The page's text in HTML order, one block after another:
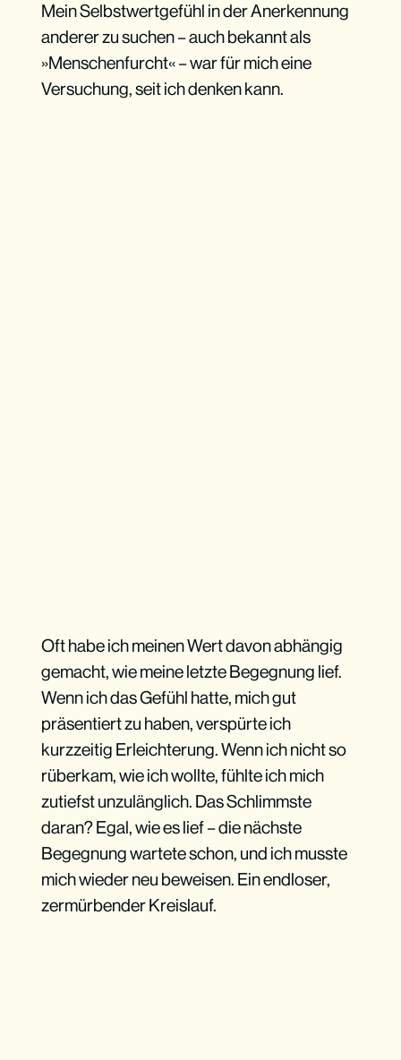
Mein Selbstwertgefühl in der Anerkennung
anderer zu suchen – auch bekannt als
»Menschenfurcht« – war für mich eine
Versuchung, seit ich denken kann.
Oft habe ich meinen Wert davon abhängig
gemacht, wie meine letzte Begegnung lief.
Wenn ich das Gefühl hatte, mich gut
präsentiert zu haben, verspürte ich
kurzzeitig Erleichterung. Wenn ich nicht so
rüberkam, wie ich wollte, fühlte ich mich
zutiefst unzulänglich. Das Schlimmste
daran? Egal, wie es lief – die nächste
Begegnung wartete schon, und ich musste
mich wieder neu beweisen. Ein endloser,
zermürbender Kreislauf.